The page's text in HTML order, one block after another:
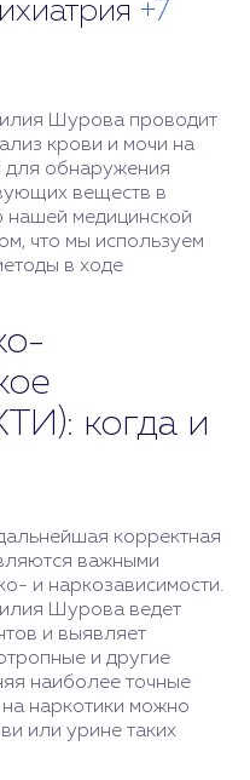
+7
Шурова проводит
крови и мочи на
для обнаружения
веществ в
медицинской
что мы используем
в ходе
когда и
корректная
важными
и наркозависимости.
Шурова ведет
и выявляет
и другие
наиболее точные
наркотики можно
или урине таких